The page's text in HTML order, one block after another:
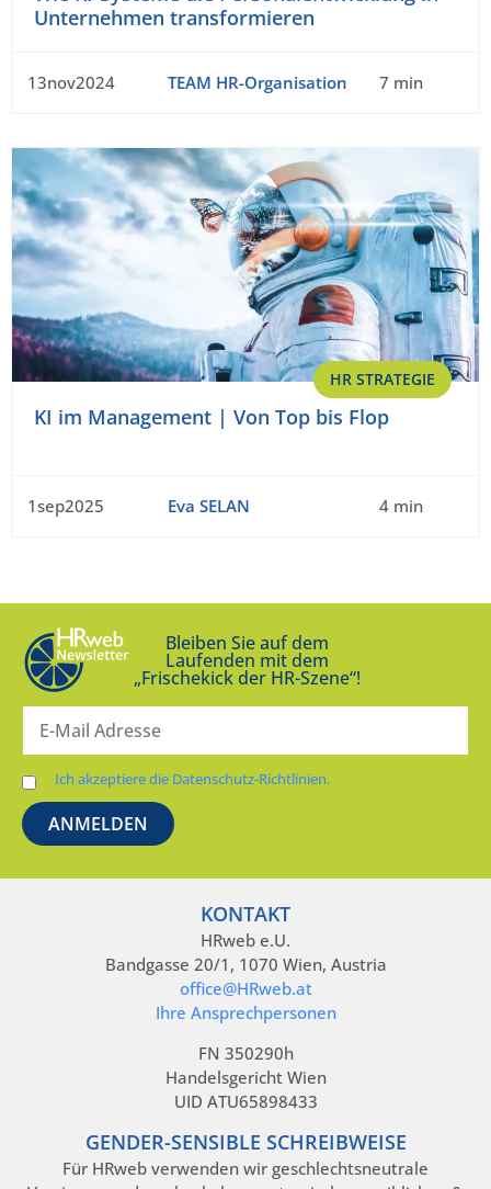
Unternehmen transformieren
13nov2024 TEAM HR-Organisation 7 min
HR STRATEGIE
KI im Management | Von Top bis Flop
1sep2025 Eva SELAN 4 min
Bleiben Sie auf dem
Laufenden mit dem
„Frischekick der HR-Szene“!
Ich akzeptiere die Datenschutz-Richtlinien.
KONTAKT
HRweb e.U.
Bandgasse 20/1, 1070 Wien, Austria
office@HRweb.at
Ihre Ansprechpersonen
FN 350290h
Handelsgericht Wien
UID ATU65898433
GENDER-SENSIBLE SCHREIBWEISE
Für HRweb verwenden wir geschlechtsneutrale